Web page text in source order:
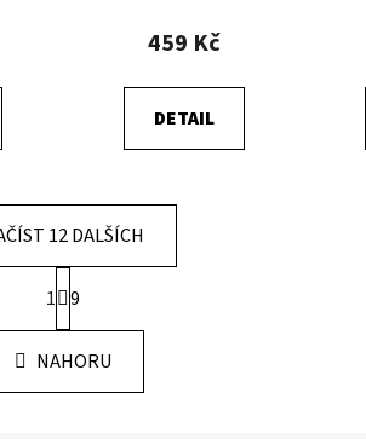
459 Kč
DETAIL
O
v
l
á
12 DALŠÍCH
S
t
r
n
k
1 9
NAHORU